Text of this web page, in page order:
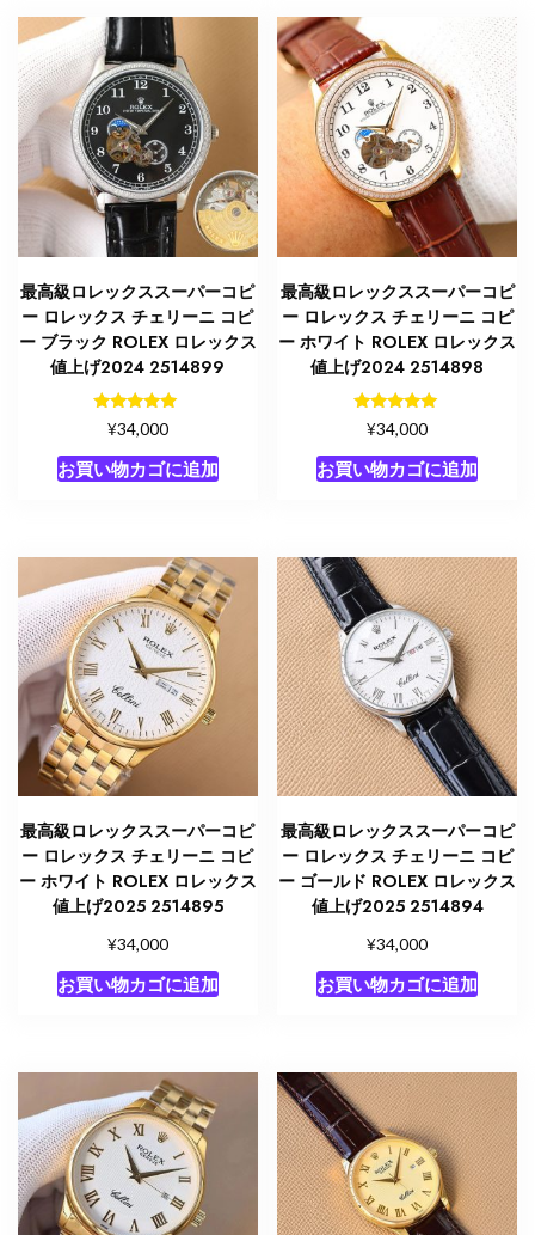
最高級ロレックススーパーコピ
ー ロレックス チェリーニ コピ
ー ブラック ROLEX ロレックス
値上げ2024 2514899
5段階中
5.00
の評価
¥34,000
お買い物カゴに追加
最高級ロレックススーパーコピ
ー ロレックス チェリーニ コピ
ー ホワイト ROLEX ロレックス
値上げ2024 2514898
5段階中
5.00
の評価
¥34,000
お買い物カゴに追加
最高級ロレックススーパーコピ
ー ロレックス チェリーニ コピ
ー ホワイト ROLEX ロレックス
値上げ2025 2514895
¥34,000
お買い物カゴに追加
最高級ロレックススーパーコピ
ー ロレックス チェリーニ コピ
ー ゴールド ROLEX ロレックス
値上げ2025 2514894
¥34,000
お買い物カゴに追加